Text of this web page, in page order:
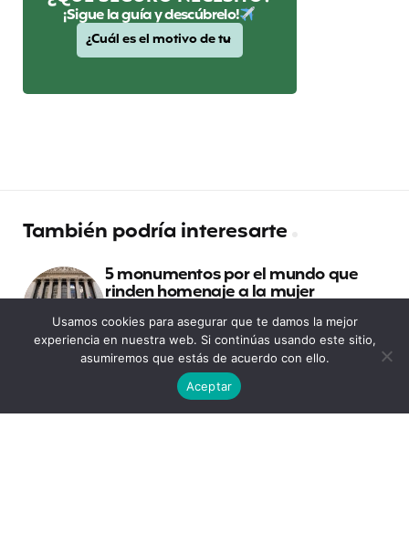
¡Sigue la guía y descúbrelo!
También podría interesarte
5 monumentos por el mundo que
rinden homenaje a la mujer
Namibia y Botswana en 15 días por
Usamos cookies para asegurar que te damos la mejor
experiencia en nuestra web. Si continúas usando este sitio,
asumiremos que estás de acuerdo con ello.
Aceptar